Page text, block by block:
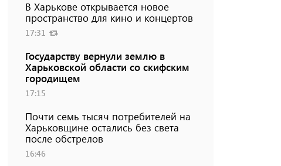
В Харькове открывается новое
пространство для кино и концертов
17:31
Государству вернули землю в
Харьковской области со скифским
городищем
17:15
Почти семь тысяч потребителей на
Харьковщине остались без света
после обстрелов
16:46